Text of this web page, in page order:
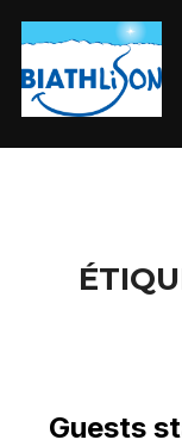
Aller
contenu
Guests